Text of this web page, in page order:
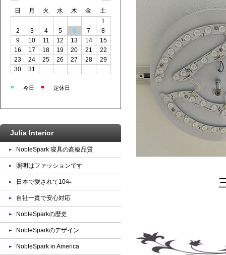
日 月 火 水 木 金
土
1
2
3 4 5 6 7
8
9
10 11 12 13 14
15
16
17 18 19 20 21
22
23
24 25 26 27 28
29
30
31
■ 今日 ■ 定休日
Julia Interior
NobleSpark 寝具の高級品質
照明はファッションです
日本で愛されて10年
自社一貫で安心対応
NobleSparkの歴史
NobleSparkのデザイン
NobleSpark in America